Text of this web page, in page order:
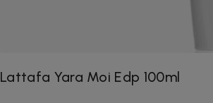
Lattafa Yara Moi Edp 100ml